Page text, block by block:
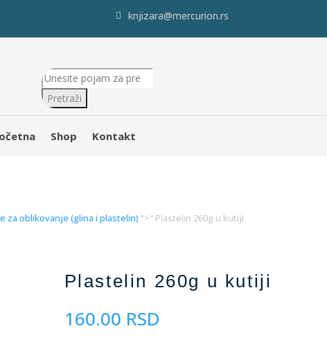
knjizara@mercurion.rs
Products
search
Pretraži
Shop Kontakt
za oblikovanje (glina i plastelin) “>“ Plastelin 260g u kutiji
Plastelin 260g u kutiji
160.00 RSD